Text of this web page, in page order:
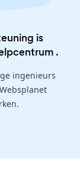
is
.
ingenieurs